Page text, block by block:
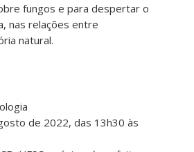
fungos e para despertar o
nas relações entre
natural.
de 2022, das 13h30 às